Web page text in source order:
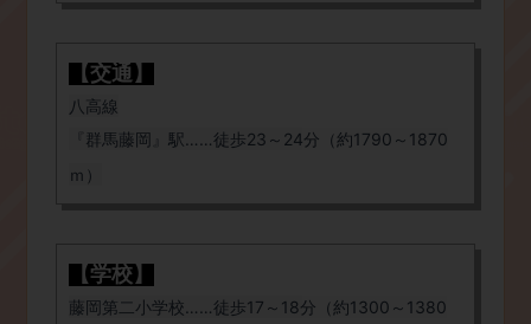
【交通】
八高線
『群馬藤岡』駅……徒歩23～24分（約1790～1870
ｍ）
【学校】
​藤岡第二 小学校……徒歩17～18分（約1300～1380